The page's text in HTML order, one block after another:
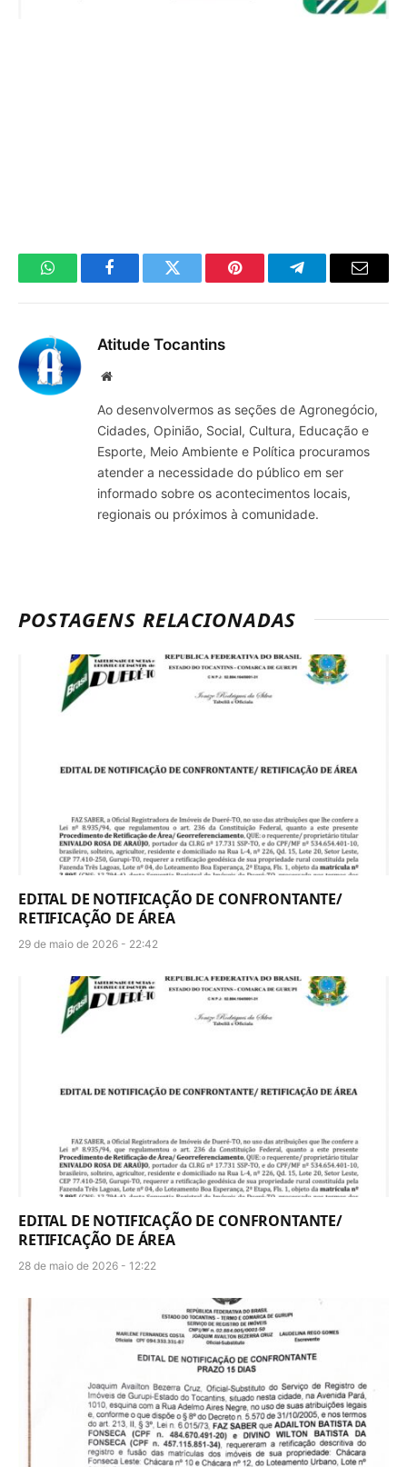
WhatsAppFacebookTwitter Pinterest TelegramaE-
Atitude Tocantins
Site
Ao desenvolvermos as seções de Agronegócio,
Cidades, Opinião, Social, Cultura, Educação e
Esporte, Meio Ambiente e Política procuramos
atender a necessidade do público em ser
informado sobre os acontecimentos locais,
regionais ou próximos à comunidade.
POSTAGENS RELACIONADAS
EDITAL DE NOTIFICAÇÃO DE CONFRONTANTE/
RETIFICAÇÃO DE ÁREA
29 de maio de 2026 - 22:42
EDITAL DE NOTIFICAÇÃO DE CONFRONTANTE/
RETIFICAÇÃO DE ÁREA
28 de maio de 2026 - 12:22